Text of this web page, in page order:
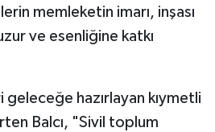
memleketin imarı, inşası
ve esenliğine katkı
geleceğe hazırlayan kıymetli
Balcı, "Sivil toplum